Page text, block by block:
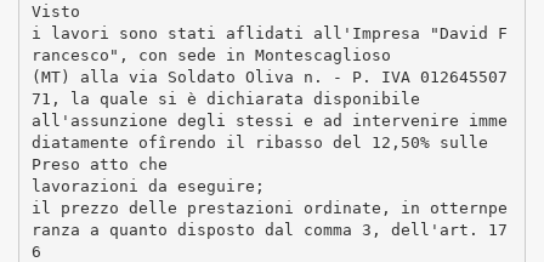
Visto
i lavori sono stati aflidati all'Impresa "David F
rancesco", con sede in Montescaglioso
(MT) alla via Soldato Oliva n. - P. IVA 012645507
71, la quale si è dichiarata disponibile
all'assunzione degli stessi e ad intervenire imme
diatamente ofîrendo il ribasso del 12,50% sulle
Preso atto che
lavorazioni da eseguire;
il prezzo delle prestazioni ordinate, in otternpe
ranza a quanto disposto dal comma 3, dell'art. 17
6